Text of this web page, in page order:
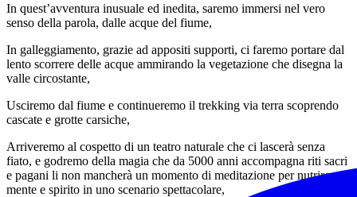
In quest’avventura inusuale ed inedita, saremo immersi nel vero
senso della parola, dalle acque del fiume,
In galleggiamento, grazie ad appositi supporti, ci faremo portare dal
lento scorrere delle acque ammirando la vegetazione che disegna la
valle circostante,
Usciremo dal fiume e continueremo il trekking via terra scoprendo
cascate e grotte carsiche,
Arriveremo al cospetto di un teatro naturale che ci lascerà senza
fiato, e godremo della magia che da 5000 anni accompagna riti sacri
e pagani li non mancherà un momento di meditazione per nutrire
mente e spirito in uno scenario spettacolare,